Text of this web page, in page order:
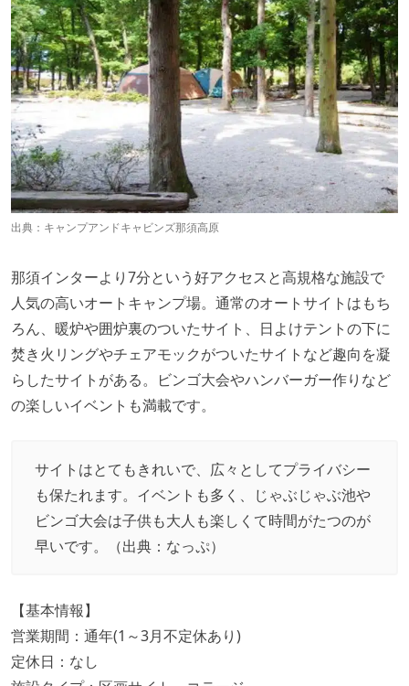
出典： キャンプアンドキャビンズ那須高原
那須インターより7分という好アクセスと高規格な施設で
人気の高いオートキャンプ場。通常のオートサイトはもち
ろん、暖炉や囲炉裏のついたサイト、日よけテントの下に
焚き火リングやチェアモックがついたサイトなど趣向を凝
らしたサイトがある。ビンゴ大会やハンバーガー作りなど
の楽しいイベントも満載です。
サイトはとてもきれいで、広々としてプライバシー
も保たれます。イベントも多く、じゃぶじゃぶ池や
ビンゴ大会は子供も大人も楽しくて時間がたつのが
早いです。（出典： なっぷ）
【基本情報】
営業期間：通年(1～3月不定休あり)
定休日：なし